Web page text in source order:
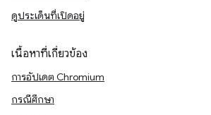
ดูประเด็นที่เปิดอยู่
เนื้อหาที่เกี่ยวข้อง
การอัปเดต Chromium
กรณีศึกษา